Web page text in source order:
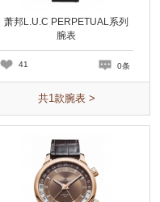
萧邦L.U.C PERPETUAL系列
腕表
41 0条
共1款腕表 >